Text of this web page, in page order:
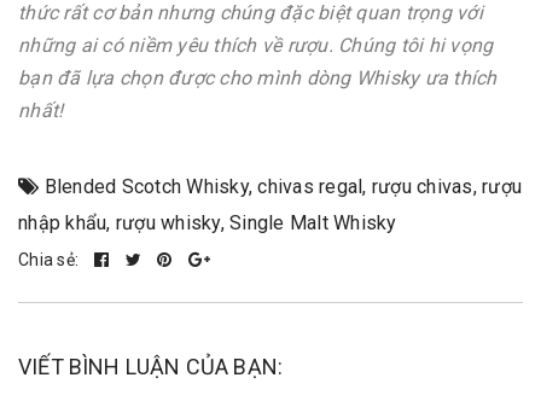
thức rất cơ bản nhưng chúng đặc biệt quan trọng với
những ai có niềm yêu thích về rượu. Chúng tôi hi vọng
bạn đã lựa chọn được cho mình dòng Whisky ưa thích
nhất!
Blended Scotch Whisky,chivas regal, rượu chivas, rượu
nhập khẩu, rượu whisky, Single Malt Whisky
Chia sẻ:
VIẾT BÌNH LUẬN CỦA BẠN: